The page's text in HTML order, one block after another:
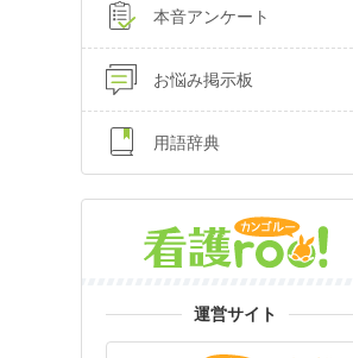
本音アンケート
お悩み掲示板
用語辞典
運営サイト